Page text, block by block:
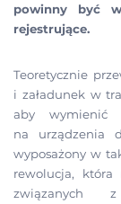
powinny być
rejestrujące.
Teoretycznie
i załadunek w
aby wymienić
na urządzenia
wyposażony w
rewolucja,
związanych